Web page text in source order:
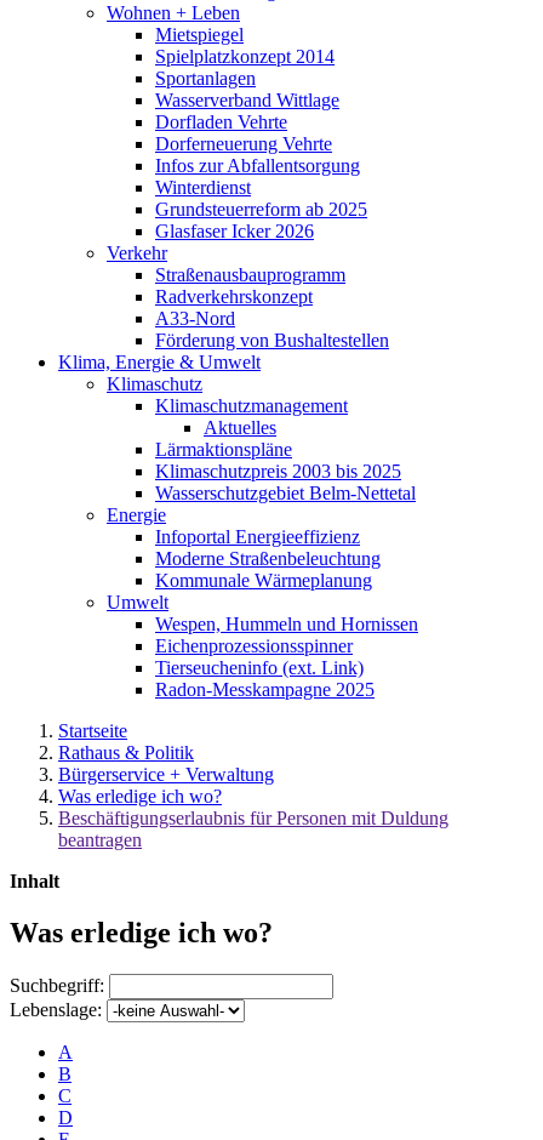
Wohnen + Leben
Mietspiegel
Spielplatzkonzept 2014
Sportanlagen
Wasserverband Wittlage
Dorfladen Vehrte
Dorferneuerung Vehrte
Infos zur Abfallentsorgung
Winterdienst
Grundsteuerreform ab 2025
Glasfaser Icker 2026
Verkehr
Straßenausbauprogramm
Radverkehrskonzept
A33-Nord
Förderung von Bushaltestellen
Klima, Energie & Umwelt
Klimaschutz
Klimaschutzmanagement
Aktuelles
Lärmaktionspläne
Klimaschutzpreis 2003 bis 2025
Wasserschutzgebiet Belm-Nettetal
Energie
Infoportal Energieeffizienz
Moderne Straßenbeleuchtung
Kommunale Wärmeplanung
Umwelt
Wespen, Hummeln und Hornissen
Eichenprozessionsspinner
Tierseucheninfo (ext. Link)
Radon-Messkampagne 2025
Startseite
Rathaus & Politik
Bürgerservice + Verwaltung
Was erledige ich wo?
Beschäftigungserlaubnis für Personen mit Duldung
beantragen
Inhalt
Was erledige ich wo?
Suchbegriff:
Lebenslage:
A
B
C
D